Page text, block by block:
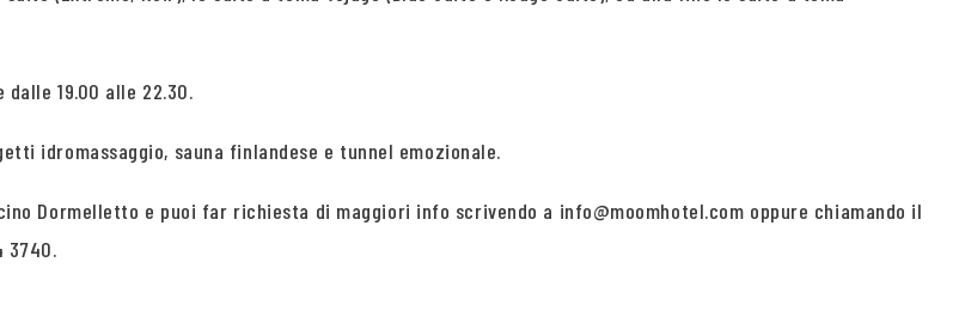
19.00 alle 22.30.
idromassaggio, sauna finlandese e tunnel emozionale.
Dormelletto e puoi far richiesta di maggiori info scrivendo a info@moomhotel.com oppure chiamando il
3740.